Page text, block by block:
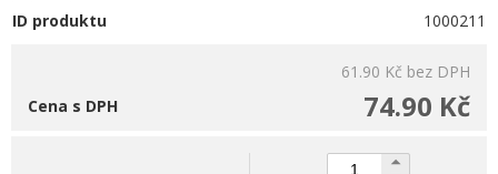
ID produktu
1000211
61.90 Kč bez DPH
74.90 Kč
Cena s DPH